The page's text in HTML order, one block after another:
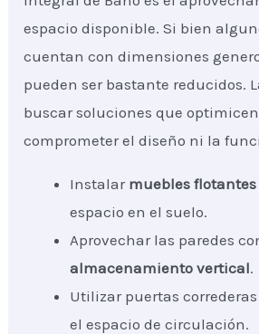
espacio disponible. Si bien
cuentan con dimensiones
pueden ser bastante reducidos.
buscar soluciones que
comprometer el diseño ni la
Instalar muebles flotantes
espacio en el suelo.
Aprovechar las paredes
almacenamiento vertical.
Utilizar puertas
el espacio de circulación.